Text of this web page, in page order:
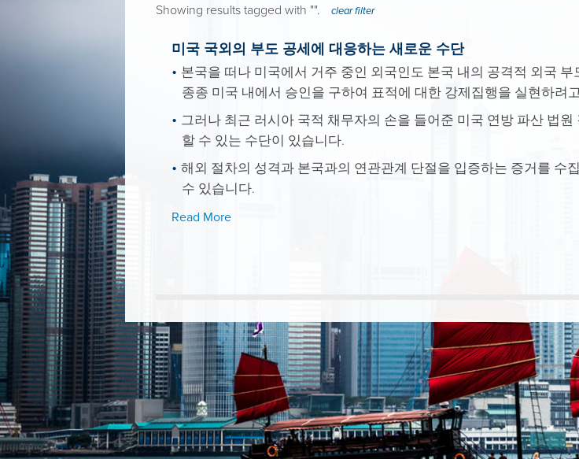
Showing results tagged with "". clear filter
미국 국외의 부도 공세에 대응하는 새로운 수단
본국을 떠나 미국에서 거주 중인 외국인도 본국 내의 공격적 외국
종종 미국 내에서 승인을 구하여 표적에 대한 강제집행을 실현하려
그러나 최근 러시아 국적 채무자의 손을 들어준 미국 연방 파산 법
할 수 있는 수단이 있습니다.
해외 절차의 성격과 본국과의 연관관계 단절을 입증하는 증거를 수
수 있습니다.
Read More